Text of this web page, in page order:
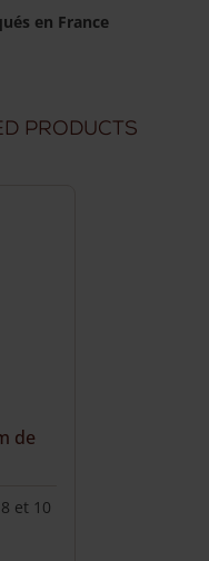
en France
products
de
et 10